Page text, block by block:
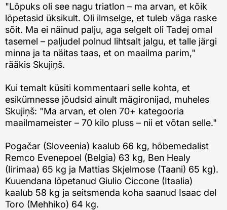
"Lõpuks oli see nagu triatlon – ma arvan, et kõik
lõpetasid üksikult. Oli ilmselge, et tuleb väga raske
sõit. Ma ei näinud palju, aga selgelt oli Tadej omal
tasemel – paljudel polnud lihtsalt jalgu, et talle järgi
minna ja ta näitas taas, et on maailma parim,"
rääkis Skujiņš.
Kui temalt küsiti kommentaari selle kohta, et
esikümnesse jõudsid ainult mägironijad, muheles
Skujiņš: "Ma arvan, et olen 70+ kategooria
maailmameister – 70 kilo pluss – nii et võtan selle."
Pogačar (Sloveenia) kaalub 66 kg, hõbemedalist
Remco Evenepoel (Belgia) 63 kg, Ben Healy
(Iirimaa) 65 kg ja Mattias Skjelmose (Taani) 65 kg).
Kuuendana lõpetanud Giulio Ciccone (Itaalia)
kaalub 58 kg ja seitsmenda koha saanud Isaac del
Toro (Mehhiko) 64 kg.